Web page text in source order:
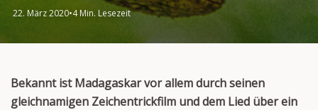
22. März 2020•4 Min. Lesezeit
Bekannt ist Madagaskar vor allem durch seinen
gleichnamigen Zeichentrickfilm und dem Lied über ein